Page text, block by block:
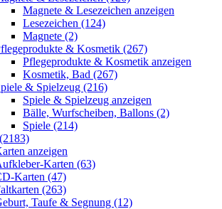
Magnete & Lesezeichen anzeigen
Lesezeichen (124)
Magnete (2)
& Kosmetik (267)
Pflegeprodukte & Kosmetik anzeigen
Kosmetik, Bad (267)
& Spielzeug (216)
Spiele & Spielzeug anzeigen
Bälle, Wurfscheiben, Ballons (2)
Spiele (214)
anzeigen
Karten (63)
Karten (47)
(263)
Taufe & Segnung (12)